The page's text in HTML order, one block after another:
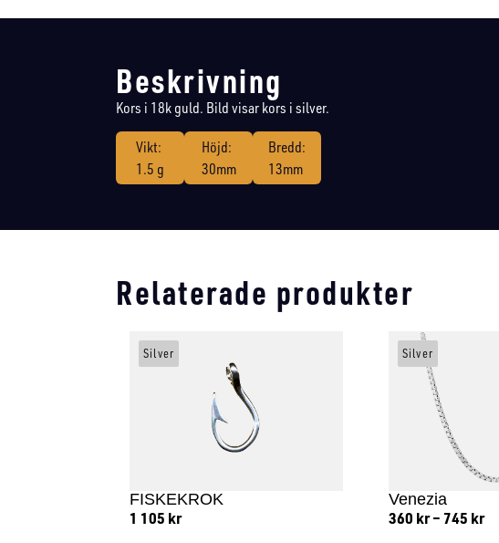
Beskrivning
Kors i 18k guld. Bild visar kors i silver.
Vikt:
1.5 g
Höjd:
30mm
Bredd:
13mm
Relaterade produkter
FISKEKROK
1 105 kr
Silver
Venezia
360 kr –745 kr
Silver